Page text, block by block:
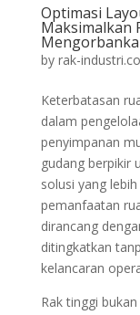
Optimasi
Maksimalkan
by rak-
Keterbatasan
dalam
penyimpanan
gudang berpikir
solusi yang
pemanfaatan
dirancang
ditingkatkan
kelancaran
Rak tinggi